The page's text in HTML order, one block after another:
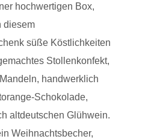
hochwertigen Box,
diesem
süße Köstlichkeiten
Stollenkonfekt,
handwerklich
Schokolade,
altdeutschen Glühwein.
Weihnachtsbecher,